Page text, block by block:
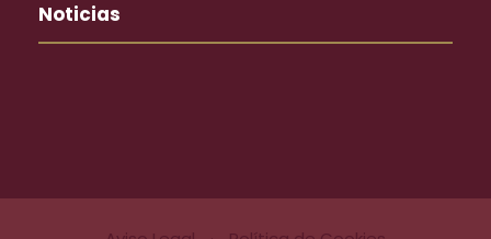
Noticias